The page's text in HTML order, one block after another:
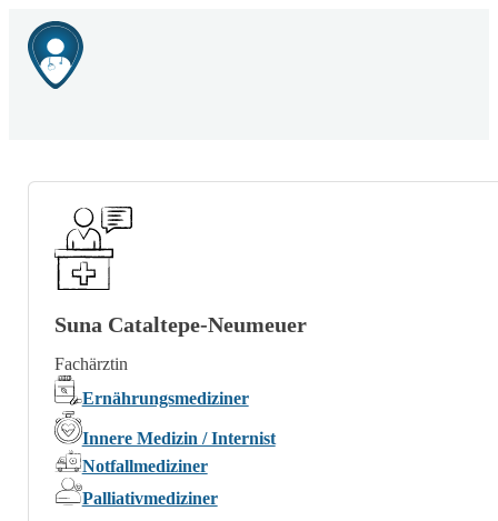
Suna Cataltepe-Neumeuer
Fachärztin
Ernährungsmediziner
Innere Medizin / Internist
Notfallmediziner
Palliativmediziner